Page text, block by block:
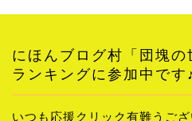
にほんブログ村「団塊
ランキングに参加中です
いつも応援クリック有難うござ